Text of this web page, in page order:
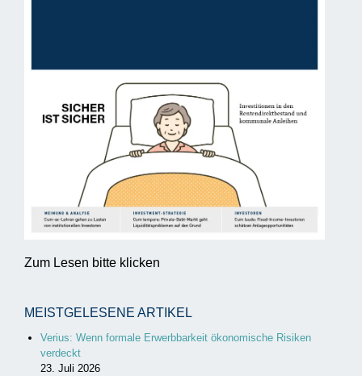
Zum Lesen bitte klicken
MEISTGELESENE ARTIKEL
Verius: Wenn formale Erwerbbarkeit ökonomische Risiken
verdeckt
23. Juli 2026